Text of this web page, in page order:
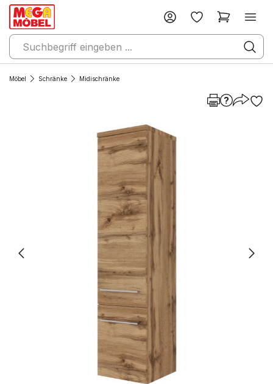
Möbel Schränke Midischränke